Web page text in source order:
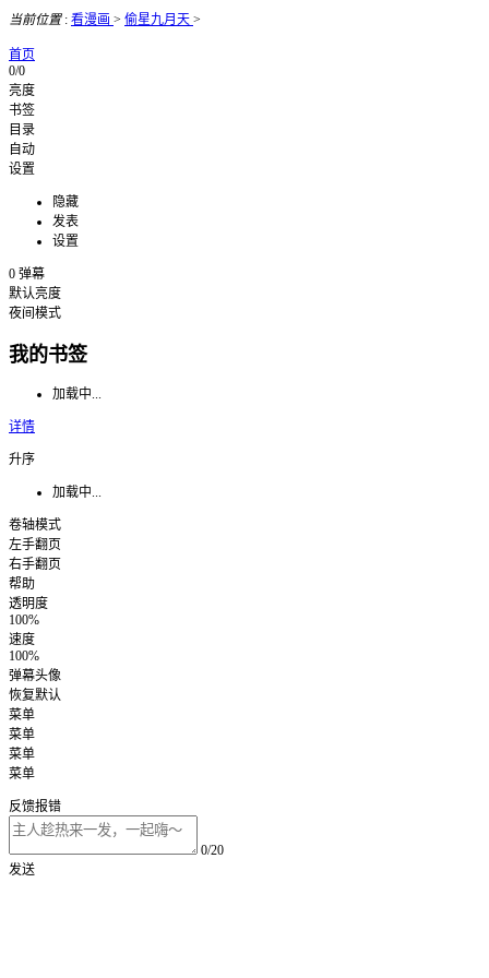
当前位置: 看漫画 > 偷星九月天 >
首页
0/0
亮度
书签
目录
自动
设置
隐藏
发表
设置
0 弹幕
默认亮度
夜间模式
我的书签
加载中...
详情
升序
加载中...
卷轴模式
左手翻页
右手翻页
帮助
透明度
100%
速度
100%
弹幕头像
恢复默认
菜单
菜单
菜单
菜单
反馈报错
0/20
发送